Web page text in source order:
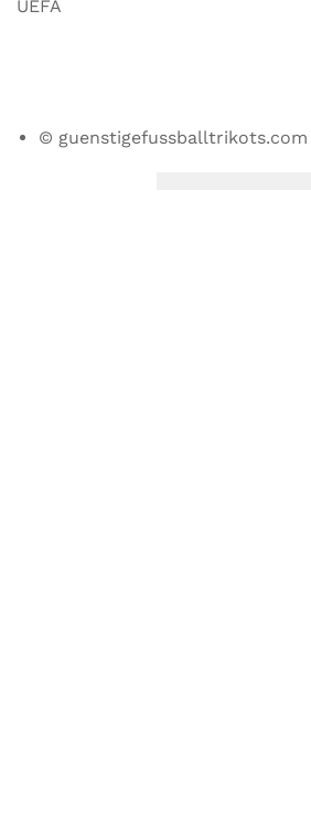
UEFA
© guenstigefussballtrikots.com